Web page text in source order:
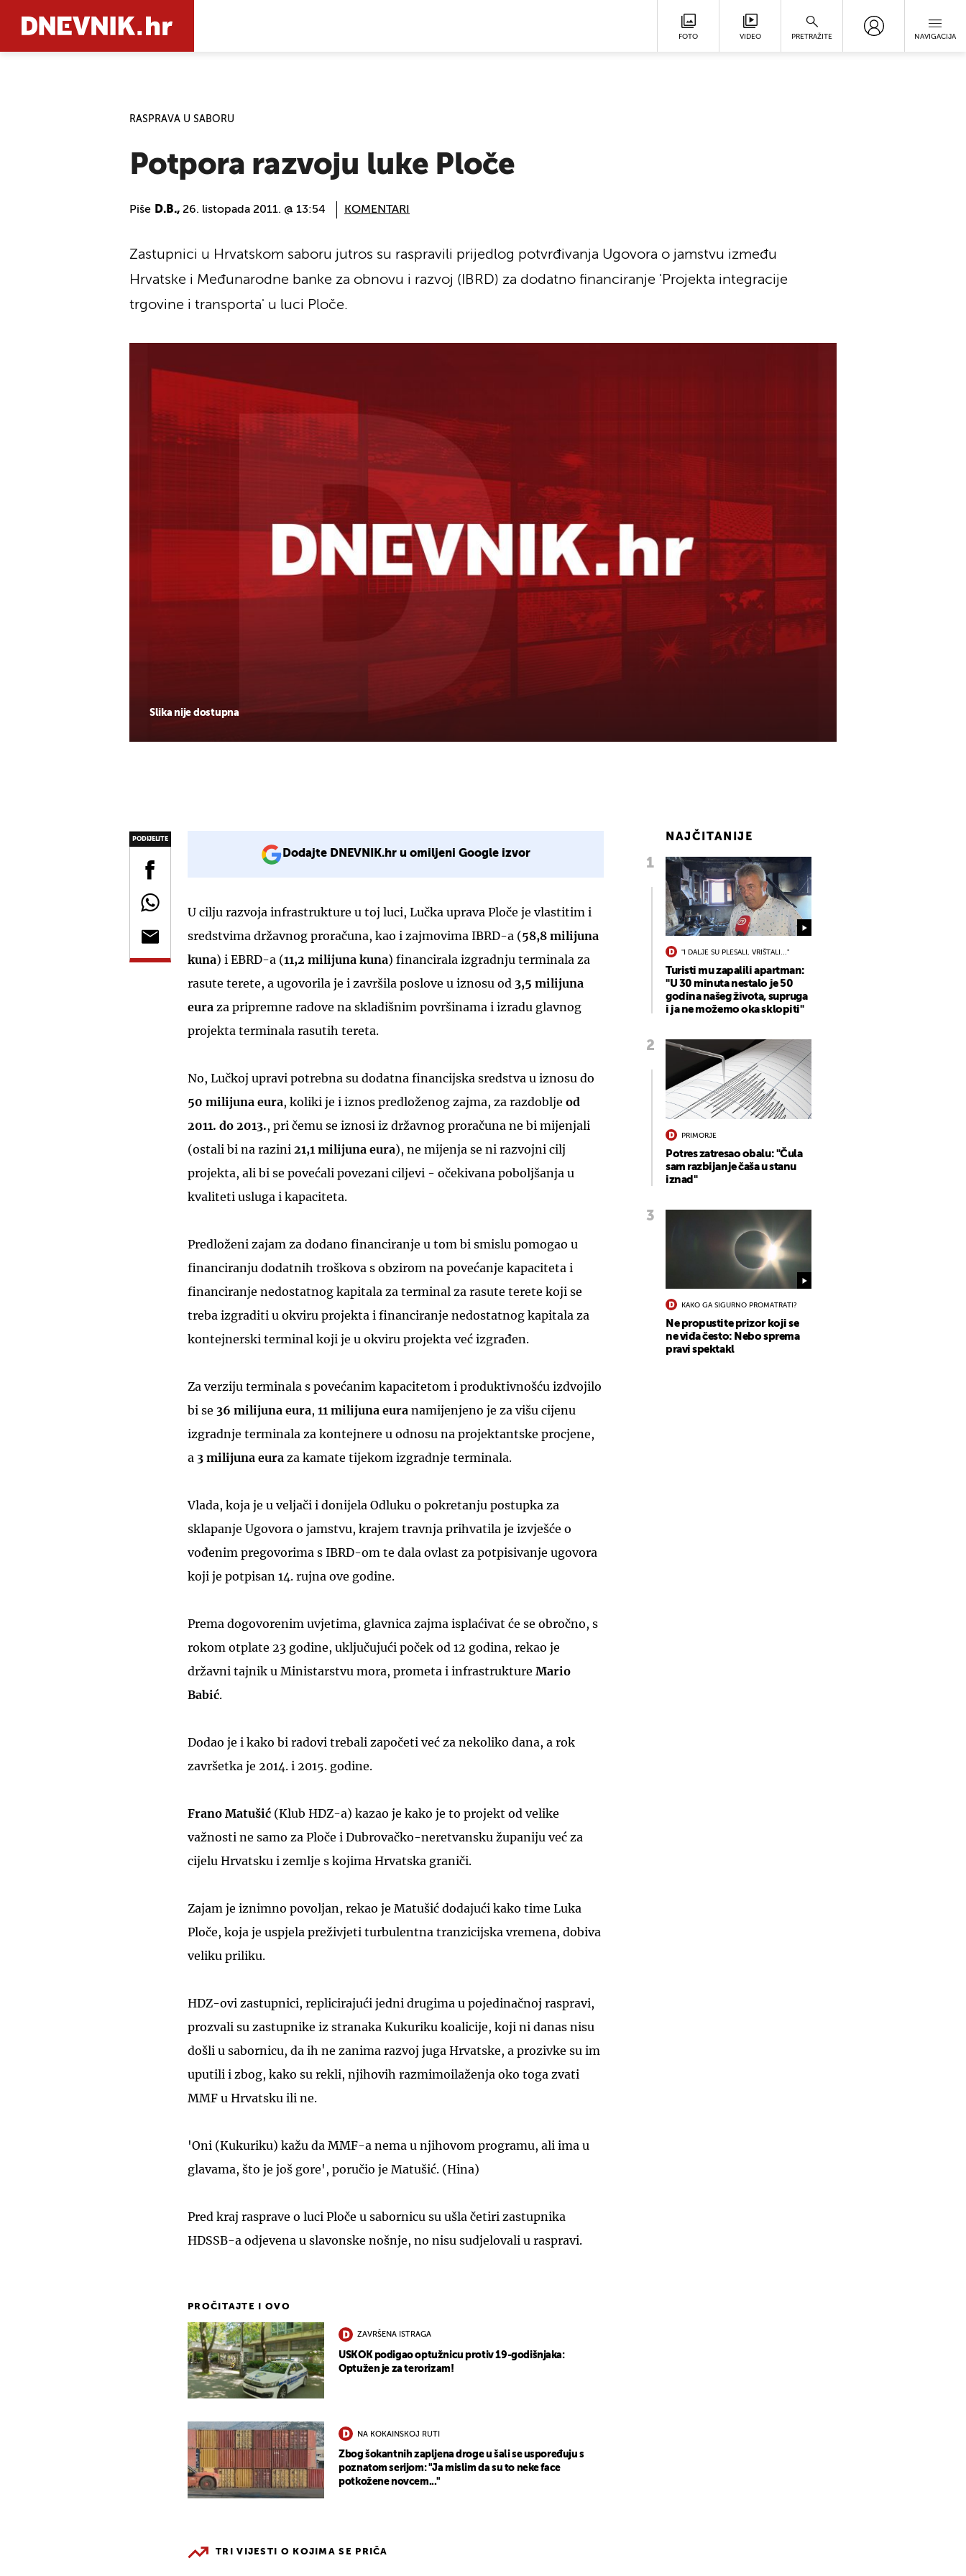
FOTO VIDEO PRETRAŽITE NAVIGACIJA
RASPRAVA U SABORU
Potpora razvoju luke Ploče
Piše D.B., 26. listopada 2011. @ 13:54 KOMENTARI
Slika nije dostupna
Zastupnici u Hrvatskom saboru jutros su raspravili prijedlog potvrđivanja Ugovora o jamstvu između
Hrvatske i Međunarodne banke za obnovu i razvoj (IBRD) za dodatno financiranje 'Projekta integracije
trgovine i transporta' u luci Ploče.
PODIJELITE
Dodajte DNEVNIK.hr u omiljeni Google izvor
U cilju razvoja infrastrukture u toj luci, Lučka uprava Ploče je vlastitim i
sredstvima državnog proračuna, kao i zajmovima IBRD-a (58,8 milijuna
kuna) i EBRD-a (11,2 milijuna kuna) financirala izgradnju terminala za
rasute terete, a ugovorila je i završila poslove u iznosu od 3,5 milijuna
eura za pripremne radove na skladišnim površinama i izradu glavnog
projekta terminala rasutih tereta.
No, Lučkoj upravi potrebna su dodatna financijska sredstva u iznosu do
50 milijuna eura, koliki je i iznos predloženog zajma, za razdoblje od
2011. do 2013., pri čemu se iznosi iz državnog proračuna ne bi mijenjali
(ostali bi na razini 21,1 milijuna eura), ne mijenja se ni razvojni cilj
projekta, ali bi se povećali povezani ciljevi - očekivana poboljšanja u
kvaliteti usluga i kapaciteta.
Predloženi zajam za dodano financiranje u tom bi smislu pomogao u
financiranju dodatnih troškova s obzirom na povećanje kapaciteta i
financiranje nedostatnog kapitala za terminal za rasute terete koji se
treba izgraditi u okviru projekta i financiranje nedostatnog kapitala za
kontejnerski terminal koji je u okviru projekta već izgrađen.
Za verziju terminala s povećanim kapacitetom i produktivnošću izdvojilo
bi se 36 milijuna eura, 11 milijuna eura namijenjeno je za višu cijenu
izgradnje terminala za kontejnere u odnosu na projektantske procjene,
a 3 milijuna eura za kamate tijekom izgradnje terminala.
Vlada, koja je u veljači i donijela Odluku o pokretanju postupka za
sklapanje Ugovora o jamstvu, krajem travnja prihvatila je izvješće o
vođenim pregovorima s IBRD-om te dala ovlast za potpisivanje ugovora
koji je potpisan 14. rujna ove godine.
Prema dogovorenim uvjetima, glavnica zajma isplaćivat će se obročno, s
rokom otplate 23 godine, uključujući poček od 12 godina, rekao je
državni tajnik u Ministarstvu mora, prometa i infrastrukture Mario
Babić.
Dodao je i kako bi radovi trebali započeti već za nekoliko dana, a rok
završetka je 2014. i 2015. godine.
Frano Matušić (Klub HDZ-a) kazao je kako je to projekt od velike
važnosti ne samo za Ploče i Dubrovačko-neretvansku županiju već za
cijelu Hrvatsku i zemlje s kojima Hrvatska graniči.
Zajam je iznimno povoljan, rekao je Matušić dodajući kako time Luka
Ploče, koja je uspjela preživjeti turbulentna tranzicijska vremena, dobiva
veliku priliku.
HDZ-ovi zastupnici, replicirajući jedni drugima u pojedinačnoj raspravi,
prozvali su zastupnike iz stranaka Kukuriku koalicije, koji ni danas nisu
došli u sabornicu, da ih ne zanima razvoj juga Hrvatske, a prozivke su im
uputili i zbog, kako su rekli, njihovih razmimoilaženja oko toga zvati
MMF u Hrvatsku ili ne.
'Oni (Kukuriku) kažu da MMF-a nema u njihovom programu, ali ima u
glavama, što je još gore', poručio je Matušić. (Hina)
Pred kraj rasprave o luci Ploče u sabornicu su ušla četiri zastupnika
HDSSB-a odjevena u slavonske nošnje, no nisu sudjelovali u raspravi.
PROČITAJTE I OVO
ZAVRŠENA ISTRAGA
USKOK podigao optužnicu protiv 19-godišnjaka:
Optužen je za terorizam!
NA KOKAINSKOJ RUTI
Zbog šokantnih zapljena droge u šali se uspoređuju s
poznatom serijom: "Ja mislim da su to neke face
potkožene novcem..."
TRI VIJESTI O KOJIMA SE PRIČA
NAJČITANIJE
"I DALJE SU PLESALI, VRIŠTALI..."
Turisti mu zapalili apartman:
"U 30 minuta nestalo je 50
godina našeg života, supruga
i ja ne možemo oka sklopiti"
PRIMORJE
Potres zatresao obalu: "Čula
sam razbijanje čaša u stanu
iznad"
KAKO GA SIGURNO PROMATRATI?
Ne propustite prizor koji se
ne viđa često: Nebo sprema
pravi spektakl